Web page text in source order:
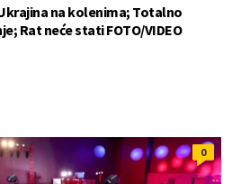
na kolenima; Totalno
Rat neće stati FOTO/VIDEO
0